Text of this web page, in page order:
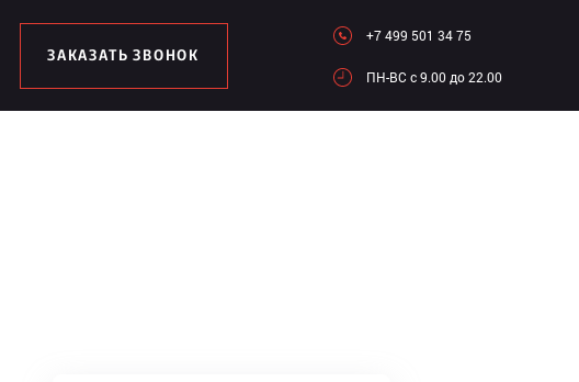
ЗАКАЗАТЬ ЗВОНОК
+7 499 501 34 75
ПН-ВC c 9.00 до 22.00